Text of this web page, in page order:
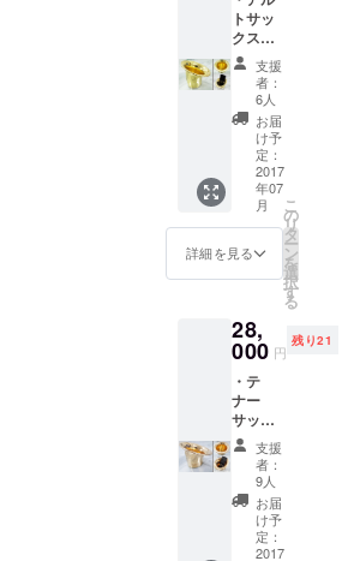
ます。
印刷ス
ケ
ジュー
ルの関
係上、
お名前
を掲載
するこ
とがで
きませ
んので
ご了承
「DINO
SAX」
本多俊
之 直筆
サイン
入り ス
コア集
アルバ
ムに収
録され
る全11
曲のス
コア
楽譜集
です。
（※パー
ト譜は
付いて
おりま
せ
ん。）
・アル
バム発
売記念T
シャツ
トサッ
クスか
ら作ら
れた小
物入れ
サクソ
フォン
メー
カー柳
澤管楽
器によ
る特別
加工品
です。
本物の
（アル
トサッ
クス）
を加工
して作
られて
いま
す。 ※
製作過
程にお
いて、
不具合
等で製
支援
者：
6人
お届
け予
定：
2017
年07
月
詳細を見る
こ
の
リ
タ
ー
ン
を
選
択
す
る
28,
000 円
残り21
・テ
ナー
サック
スから
作られ
た小物
入れ サ
クソ
フォン
メー
支援
者：
9人
お届
け予
定：
2017